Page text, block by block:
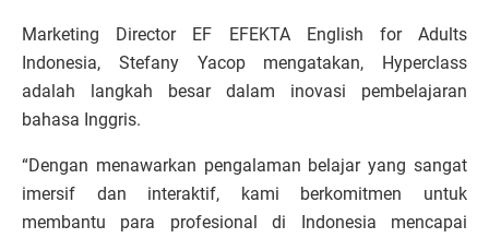
Marketing Director EF EFEKTA English for Adults
Indonesia, Stefany Yacop mengatakan, Hyperclass
adalah langkah besar dalam inovasi pembelajaran
bahasa Inggris.
“Dengan menawarkan pengalaman belajar yang sangat
imersif dan interaktif, kami berkomitmen untuk
membantu para profesional di Indonesia mencapai